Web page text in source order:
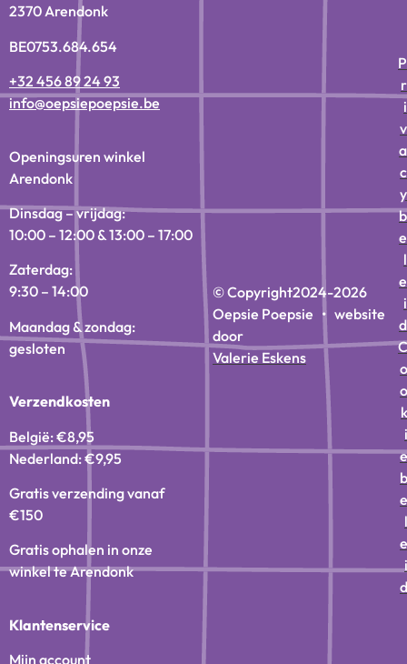
2370 Arendonk
BE0753.684.654
+32 456 89 24 93
info@oepsiepoepsie.be
Openingsuren winkel
Arendonk
Dinsdag – vrijdag:
10:00 – 12:00 & 13:00 – 17:00
Zaterdag:
9:30 – 14:00
Maandag & zondag:
gesloten
Verzendkosten
België: €8,95
Nederland: €9,95
Gratis verzending vanaf
€150
Gratis ophalen in onze
winkel te Arendonk
Klantenservice
Mijn account
© Copyright2024-2026
Oepsie Poepsie • website
door
Valerie Eskens
P
r
i
v
a
c
y
b
e
l
e
i
d
C
o
o
k
i
e
b
e
l
e
i
d